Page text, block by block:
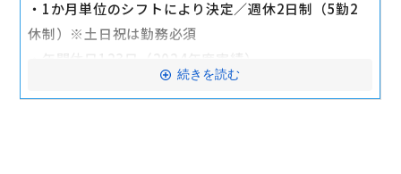
等）
交通費全額支給
・1か月単位のシフトにより決定／週休2日制（5勤2
休制）※土日祝は勤務必須
・年間休日123日（2024年度実績）
・有給休暇：6か月勤務後11日付与
続きを読む